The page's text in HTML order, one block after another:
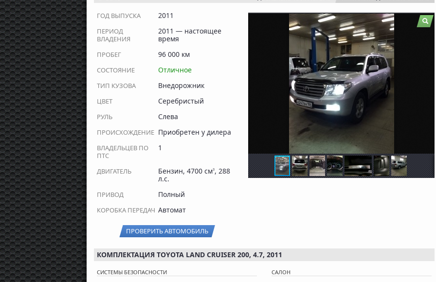
ГОД ВЫПУСКА 2011
ПЕРИОД
ВЛАДЕНИЯ
2011 — настоящее
время
ПРОБЕГ 96 000 км
СОСТОЯНИЕ Отличное
ТИП КУЗОВА Внедорожник
ЦВЕТ Серебристый
РУЛЬ Слева
ПРОИСХОЖДЕНИЕ Приобретен у дилера
ВЛАДЕЛЬЦЕВ ПО
ПТС
1
ДВИГАТЕЛЬ Бензин, 4700 см3, 288
л.с.
ПРИВОД Полный
КОРОБКА ПЕРЕДАЧ Автомат
ПРОВЕРИТЬ АВТОМОБИЛЬ
КОМПЛЕКТАЦИЯ TOYOTA LAND CRUISER 200, 4.7, 2011
СИСТЕМЫ БЕЗОПАСНОСТИ САЛОН